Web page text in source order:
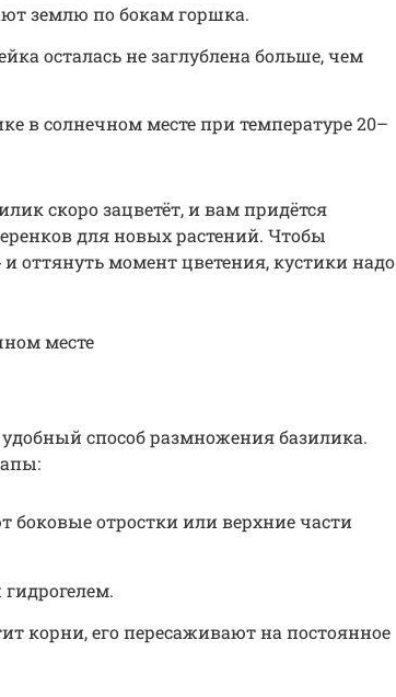
землю по бокам горшка.
осталась не заглублена больше, чем
в солнечном месте при температуре 20–
скоро зацветёт, и вам придётся
для новых растений. Чтобы
оттянуть момент цветения, кустики надо
месте
способ размножения базилика.
боковые отростки или верхние части
корни, его пересаживают на постоянное